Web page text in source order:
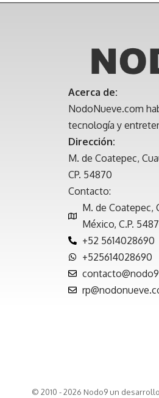
Acerca de:
NodoNueve.com
tecnología y
Dirección:
M. de Coatepec,
CP. 54870
Contacto:
M. de Coatepec,
México, C.P.
+52 5614028690
+525614028690
© 2010 - 2026 Nodo9 un